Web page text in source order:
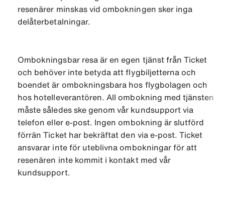
resenärer minskas vid ombokningen sker inga
delåterbetalningar.
Ombokningsbar resa är en egen tjänst från Ticket
och behöver inte betyda att flygbiljetterna och
boendet är ombokningsbara hos flygbolagen och
hos hotelleverantören. All ombokning med tjänsten
måste således ske genom vår kundsupport via
telefon eller e-post. Ingen ombokning är slutförd
förrän Ticket har bekräftat den via e-post. Ticket
ansvarar inte för uteblivna ombokningar för att
resenären inte kommit i kontakt med vår
kundsupport.